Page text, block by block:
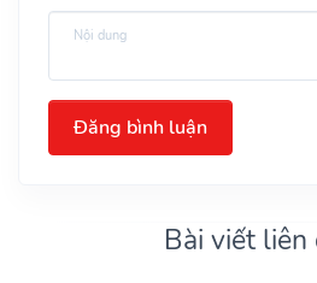
Đăng bình luận
Bài viết liên